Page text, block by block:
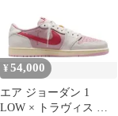
¥54,000
エア ジョーダン 1
LOW × トラヴィス ス